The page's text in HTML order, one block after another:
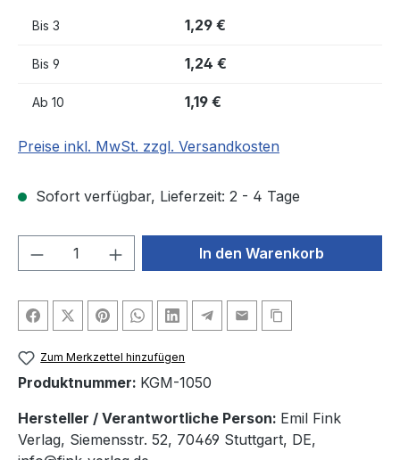
Bis 3 1,29 €
Bis 9 1,24 €
Ab 10 1,19 €
Preise inkl. MwSt. zzgl. Versandkosten
Sofort verfügbar, Lieferzeit: 2 - 4 Tage
Produkt Anzahl: Gib denIn den Warenkorb
Zum Merkzettel hinzufügen
Produktnummer: KGM-1050
Hersteller / Verantwortliche Person: Emil Fink
Verlag, Siemensstr. 52, 70469 Stuttgart, DE,